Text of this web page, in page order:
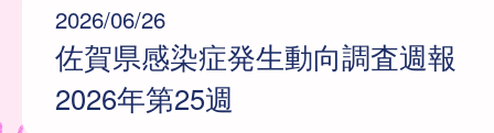
2026/06/26
佐賀県感染症発生動向調査週報
2026年第25週